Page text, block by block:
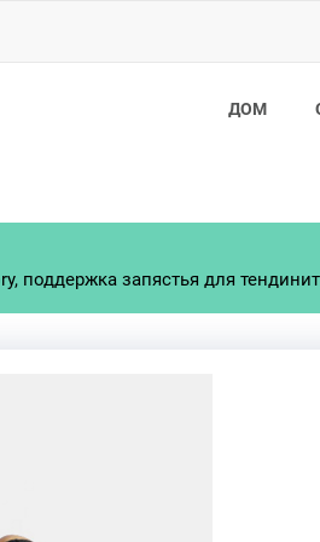
ДОМ
поддержка запястья для